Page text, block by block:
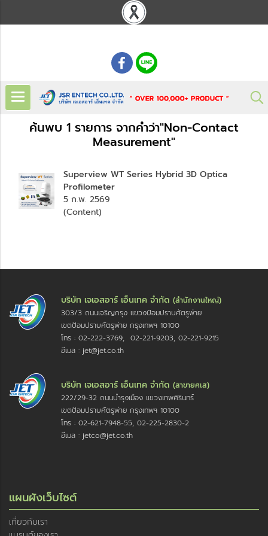
ค้นพบ 1 รายการ จากคำว่า"Non-Contact
Measurement"
Superview WT Series Hybrid 3D Optica
Profilometer
5 ก.พ. 2569
(Content)
บริษัท เจเอสอาร์ เอ็นเทค จำกัด (สำนักงานใหญ่)
303/3 ถนนเจริญกรุง แขวงป้อมปราบศัตรูพ่าย
เขตป้อมปราบศัตรูพ่าย กรุงเทพฯ 10100
โทร : 02-222-3769, 02-221-9203, 02-221-9215
อีเมล : jet@jet.co.th
บริษัท เจเอสอาร์ เอ็นเทค จำกัด (สาขายศเส)
222/29-32 ถนนบำรุงเมือง แขวงเทพศิรินทร์
เขตป้อมปราบศัตรูพ่าย กรุงเทพฯ 10100
โทร : 02-621-7948-55, 02-225-2830-2
อีเมล : jetco@jet.co.th
แผนผังเว็บไซต์
เกี่ยวกับเรา